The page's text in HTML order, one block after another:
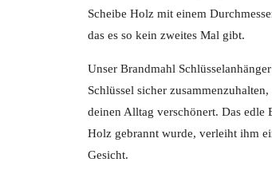
Scheibe Holz mit einem
das es so kein zweites Mal gibt.
Unser Brandmahl
Schlüssel sicher
deinen Alltag verschönert. Das edle
Holz gebrannt wurde, verleiht ihm
Gesicht.